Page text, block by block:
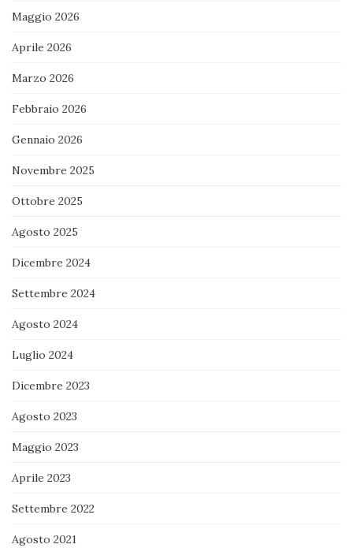
Maggio 2026
Aprile 2026
Marzo 2026
Febbraio 2026
Gennaio 2026
Novembre 2025
Ottobre 2025
Agosto 2025
Dicembre 2024
Settembre 2024
Agosto 2024
Luglio 2024
Dicembre 2023
Agosto 2023
Maggio 2023
Aprile 2023
Settembre 2022
Agosto 2021